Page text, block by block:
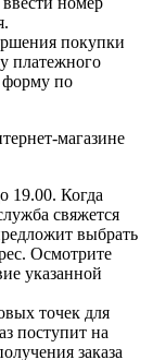
покупки
платежного
форму по
магазине
19.00. Когда
свяжется
выбрать
Осмотрите
указанной
точек для
поступит на
заказа